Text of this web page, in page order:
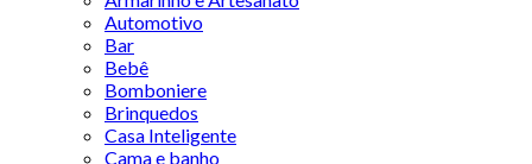
Automotivo
Bar
Bebê
Bomboniere
Brinquedos
Casa Inteligente
Cama e banho